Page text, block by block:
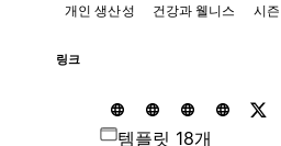
개인 생산성 건강과 웰니스 시즌
링크
템플릿 18개